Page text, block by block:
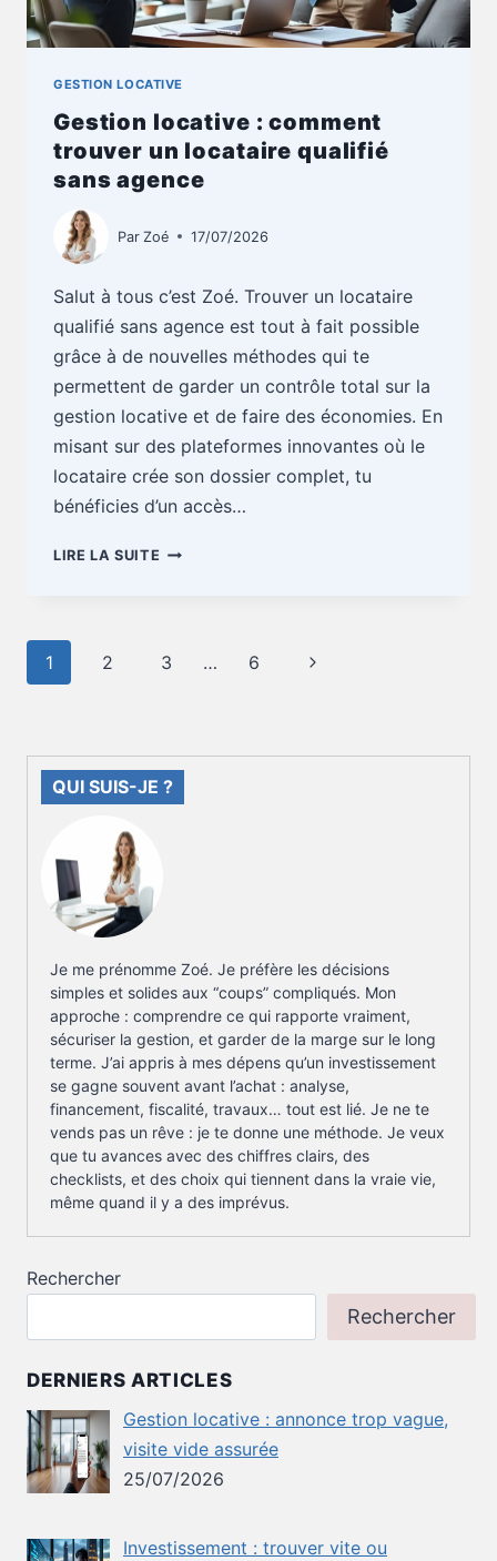
GESTION LOCATIVE
Gestion locative : comment
trouver un locataire qualifié
sans agence
Par Zoé 17/07/2026
Salut à tous c’est Zoé. Trouver un locataire
qualifié sans agence est tout à fait possible
grâce à de nouvelles méthodes qui te
permettent de garder un contrôle total sur la
gestion locative et de faire des économies. En
misant sur des plateformes innovantes où le
locataire crée son dossier complet, tu
bénéficies d’un accès…
LIRE LA SUITE GESTION
UN
AGENCE
Navigation
de
1 2 3 … 6
Page
QUI SUIS-JE ?
Je me prénomme Zoé. Je préfère les décisions
simples et solides aux “coups” compliqués. Mon
approche : comprendre ce qui rapporte vraiment,
sécuriser la gestion, et garder de la marge sur le long
terme. J’ai appris à mes dépens qu’un investissement
se gagne souvent avant l’achat : analyse,
financement, fiscalité, travaux… tout est lié. Je ne te
vends pas un rêve : je te donne une méthode. Je veux
que tu avances avec des chiffres clairs, des
checklists, et des choix qui tiennent dans la vraie vie,
même quand il y a des imprévus.
Rechercher
Rechercher
DERNIERS ARTICLES
Gestion locative : annonce trop vague,
visite vide assurée
25/07/2026
Investissement : trouver vite ou